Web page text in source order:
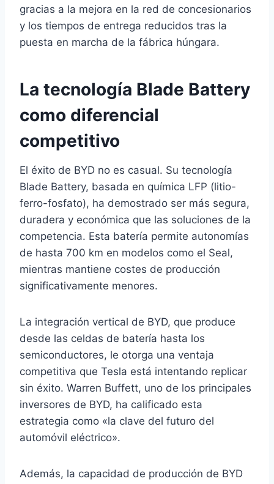
gracias a la mejora en la red de concesionarios
y los tiempos de entrega reducidos tras la
puesta en marcha de la fábrica húngara.
La tecnología Blade Battery
como diferencial
competitivo
El éxito de BYD no es casual. Su tecnología
Blade Battery, basada en química LFP (litio-
ferro-fosfato), ha demostrado ser más segura,
duradera y económica que las soluciones de la
competencia. Esta batería permite autonomías
de hasta 700 km en modelos como el Seal,
mientras mantiene costes de producción
significativamente menores.
La integración vertical de BYD, que produce
desde las celdas de batería hasta los
semiconductores, le otorga una ventaja
competitiva que Tesla está intentando replicar
sin éxito. Warren Buffett, uno de los principales
inversores de BYD, ha calificado esta
estrategia como «la clave del futuro del
automóvil eléctrico».
Además, la capacidad de producción de BYD